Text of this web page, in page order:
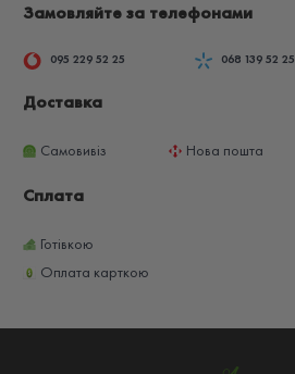
Замовляйте за телефонами
095 229 52 25 068 139 52 25
Доставка
Самовивіз Нова пошта
Сплата
Готівкою
Оплата карткою